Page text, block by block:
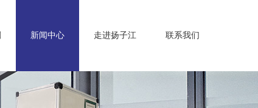
新闻中心 走进扬子江 联系我们